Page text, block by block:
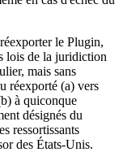
le Plugin,
lois de la juridiction
mais sans
réexporté (a) vers
à quiconque
désignés du
ressortissants
des États-Unis.